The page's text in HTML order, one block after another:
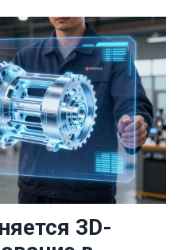
3D-